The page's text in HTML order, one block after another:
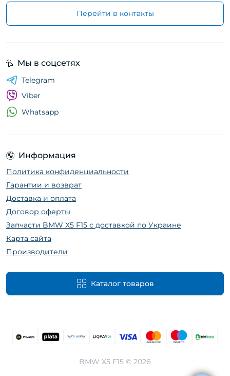
Перейти в контакты
Информация
Политика конфиденциальности
Гарантии и возврат
Доставка и оплата
Договор оферты
Запчасти BMW X5 F15 с доставкой по Украине
Карта сайта
Производители
Каталог товаров
Мы в соцсетях
Telegram
Viber
Whatsapp
BMW X5 F15 © 2026